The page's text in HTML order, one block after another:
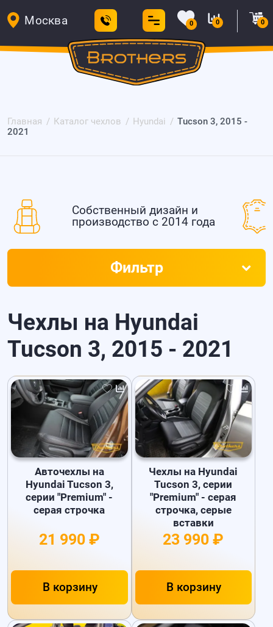
Москва 0 0 0
Главная Каталог чехлов Hyundai
Tucson 3, 2015 -
2021
Собственный дизайн и
производство с 2014 года
Чехлы на Hyundai
Tucson 3, 2015 - 2021
Авточехлы на
Hyundai Tucson 3,
серии "Premium" -
серая строчка
21 990 ₽
В корзину
Чехлы на Hyundai
Tucson 3, серии
"Premium" - серая
строчка, серые
вставки
23 990 ₽
В корзину
Фильтр